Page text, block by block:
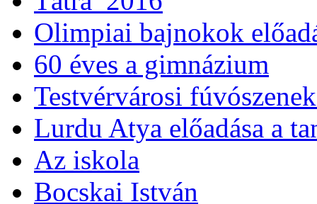
Olimpiai bajnokok
60 éves a gimnázium
Testvérvárosi
Lurdu Atya előadása a
Az iskola
Bocskai István